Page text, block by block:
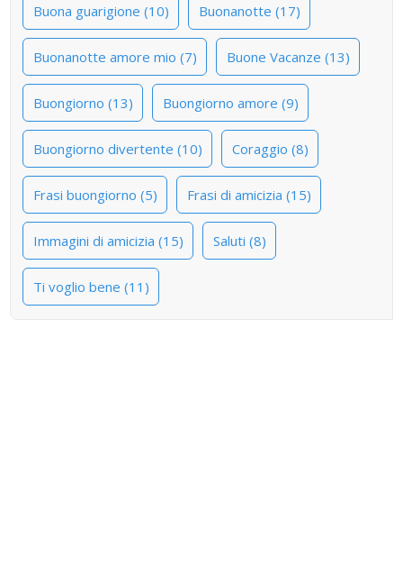
Buona guarigione (10) Buonanotte (17)
Buonanotte amore mio (7) Buone Vacanze (13)
Buongiorno (13) Buongiorno amore (9)
Buongiorno divertente (10) Coraggio (8)
Frasi buongiorno (5) Frasi di amicizia (15)
Immagini di amicizia (15) Saluti (8)
Ti voglio bene (11)